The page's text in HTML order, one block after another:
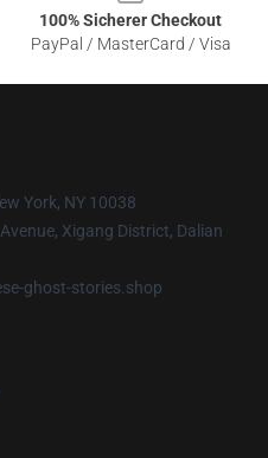
100% Sicherer Checkout
PayPal / MasterCard / Visa
York, NY 10038
Xigang District, Dalian
ghost-stories.shop